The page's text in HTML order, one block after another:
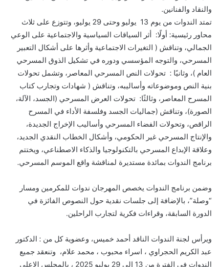
والنقاد والفنانين.
تمتد الندوات من يوم 13 يوليو وحتى 29 يوليو، وتتوزع على ثلاث
محاور رئيسية: أولًا: أثر السياقات السياسية والاجتماعية على الوعي
الجمالي، وتناقش ( التغيرات الاجتماعية وأثرها على أشكال التعبير
المسرحي، والتوجه المؤسسي ودوره في تشكيل الذوق المسرحي
العام )، وثانيًا : تحولات النص المسرحي المعاصر، وتشمل تحولات
بنية النص وموضوعاته وأساليبه، وتناقش ( شهادات وتجارب كتاب
المسرح المعاصر، وثالثًا: تحولات العرض المسرحي (الجسد، الآلة،
الصورة)، وتناقش (جماليات الجسد وفلسفة الأداء في المسرح
الراقص، وتحولات الفضاء المسرحي وأساليب الإخراج الجديدة،
والإنتاج المسرحي غير الحكومي، وأشكال الخطاب النقدي الجديد،
وعلاقة الإبداع المسرحي بالتكنولوجيا والذكاء الاصطناعي، ويختتم
برنامج الندوات بمائدة مستديرة لمناقشة واقع الموسم المسرحي.
وضمن برنامج الندوات يخصص المهرجان ندوات للمكرمين ومسار
“وصلة”، بالإضافة إلى جلسات نقدية حول النصوص الفائزة في
الدورة السابقة، وقراءات فكرية لتجارب الراحلين.
ويرأس لجنة الندوات الناقد أحمد خميس، وعضوية كل من : الدكتور
عبد الكريم الحجراوي ، اسراء محبوب ، محمد علام، وتنعقد جميع
الندوات في الفترة من 13 إلي 29 يوليو 2025 ، بالمجلس الاعلي